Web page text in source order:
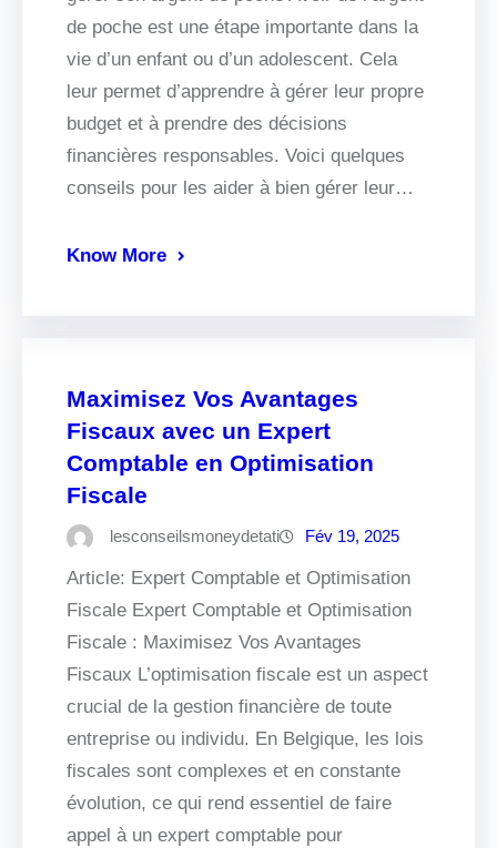
de poche est une étape importante dans la
vie d’un enfant ou d’un adolescent. Cela
leur permet d’apprendre à gérer leur propre
budget et à prendre des décisions
financières responsables. Voici quelques
conseils pour les aider à bien gérer leur…
Know More
Maximisez Vos Avantages
Fiscaux avec un Expert
Comptable en Optimisation
Fiscale
lesconseilsmoneydetati Fév 19, 2025
Article: Expert Comptable et Optimisation
Fiscale Expert Comptable et Optimisation
Fiscale : Maximisez Vos Avantages
Fiscaux L’optimisation fiscale est un aspect
crucial de la gestion financière de toute
entreprise ou individu. En Belgique, les lois
fiscales sont complexes et en constante
évolution, ce qui rend essentiel de faire
appel à un expert comptable pour